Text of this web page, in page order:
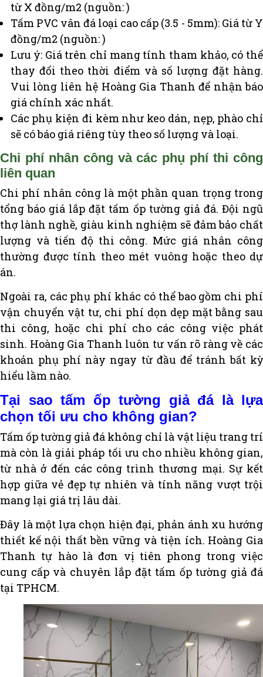
từ X đồng/m2 (nguồn: )
Tấm PVC vân đá loại cao cấp (3.5 - 5mm): Giá từ Y
đồng/m2 (nguồn: )
Lưu ý: Giá trên chỉ mang tính tham khảo, có thể
thay đổi theo thời điểm và số lượng đặt hàng.
Vui lòng liên hệ Hoàng Gia Thanh để nhận báo
giá chính xác nhất.
Các phụ kiện đi kèm như keo dán, nẹp, phào chỉ
sẽ có báo giá riêng tùy theo số lượng và loại.
Chi phí nhân công và các phụ phí thi công
liên quan
Chi phí nhân công là một phần quan trọng trong
tổng báo giá lắp đặt tấm ốp tường giả đá. Đội ngũ
thợ lành nghề, giàu kinh nghiệm sẽ đảm bảo chất
lượng và tiến độ thi công. Mức giá nhân công
thường được tính theo mét vuông hoặc theo dự
án.
Ngoài ra, các phụ phí khác có thể bao gồm chi phí
vận chuyển vật tư, chi phí dọn dẹp mặt bằng sau
thi công, hoặc chi phí cho các công việc phát
sinh. Hoàng Gia Thanh luôn tư vấn rõ ràng về các
khoản phụ phí này ngay từ đầu để tránh bất kỳ
hiểu lầm nào.
Tại sao tấm ốp tường giả đá là lựa
chọn tối ưu cho không gian?
Tấm ốp tường giả đá không chỉ là vật liệu trang trí
mà còn là giải pháp tối ưu cho nhiều không gian,
từ nhà ở đến các công trình thương mại. Sự kết
hợp giữa vẻ đẹp tự nhiên và tính năng vượt trội
mang lại giá trị lâu dài.
Đây là một lựa chọn hiện đại, phản ánh xu hướng
thiết kế nội thất bền vững và tiện ích. Hoàng Gia
Thanh tự hào là đơn vị tiên phong trong việc
cung cấp và chuyên lắp đặt tấm ốp tường giả đá
tại TPHCM.